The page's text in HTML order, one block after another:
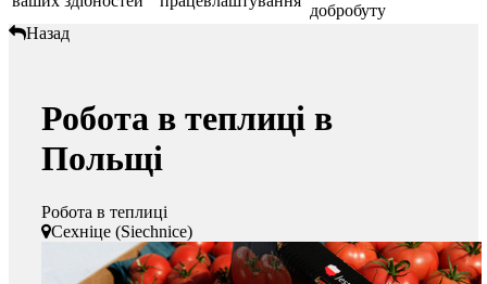
добробуту
Назад
Робота в теплиці в
Польщі
Робота в теплиці
Сехніце (Siechnice)